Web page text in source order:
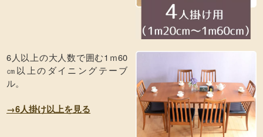
6人以上の大人数で囲む1ｍ60
㎝以上のダイニングテーブ
ル。
→6人掛け以上を見る